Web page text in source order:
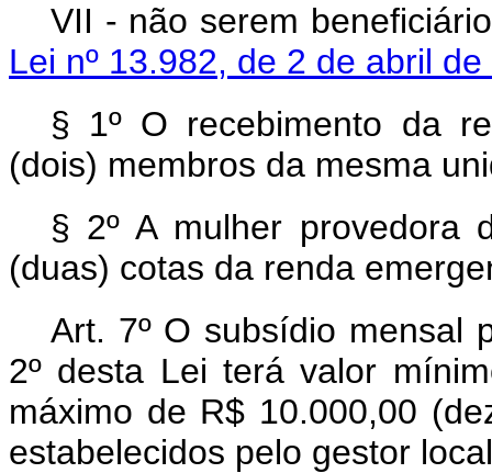
VII - não serem
Lei nº 13.982, de 2 de abril
§ 1º O recebimento da
(dois) membros da mesma
§ 2º A mulher provedora
(duas) cotas da renda
Art. 7º O subsídio mensal
2º desta Lei terá valor
máximo de R$ 10.000,00
estabelecidos pelo gestor